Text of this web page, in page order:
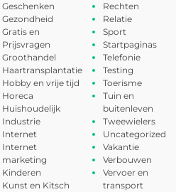
Geschenken
Gezondheid
Gratis en
Prijsvragen
Groothandel
Haartransplantatie
Hobby en vrije tijd
Horeca
Huishoudelijk
Industrie
Internet
Internet
marketing
Kinderen
Kunst en Kitsch
Rechten
Relatie
Sport
Startpaginas
Telefonie
Testing
Toerisme
Tuin en
buitenleven
Tweewielers
Uncategorized
Vakantie
Verbouwen
Vervoer en
transport